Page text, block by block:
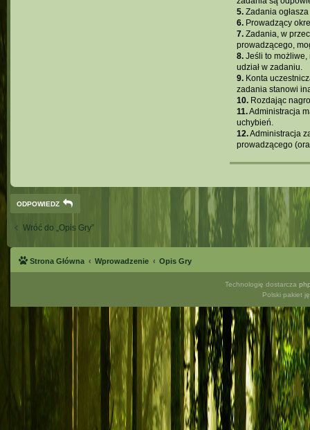
5.Zadania
6.Prowadzący
7.Zadania, w
prowadzącego,
8.Jeśli to możliwe,
udział w zadaniu.
9.Konta
zadania stanowi
10.Rozdając
11.Administracja
uchybień.
12.Administracja
prowadzącego
ODPOWIEDZ
Wróć do „Opis Gry”
Strona Główna Wprowadzenie Opis Gry
Technologię dostarcza
Polski pakiet